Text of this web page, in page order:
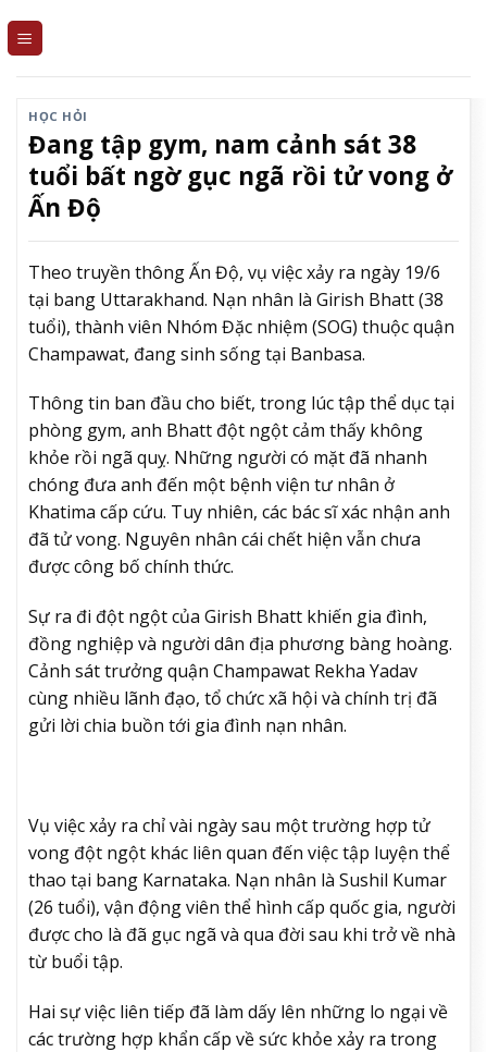
HỌC HỎI
Đang tập gym, nam cảnh sát 38
tuổi bất ngờ gục ngã rồi tử vong ở
Ấn Độ
Theo truyền thông Ấn Độ, vụ việc xảy ra ngày 19/6
tại bang Uttarakhand. Nạn nhân là Girish Bhatt (38
tuổi), thành viên Nhóm Đặc nhiệm (SOG) thuộc quận
Champawat, đang sinh sống tại Banbasa.
Thông tin ban đầu cho biết, trong lúc tập thể dục tại
phòng gym, anh Bhatt đột ngột cảm thấy không
khỏe rồi ngã quỵ. Những người có mặt đã nhanh
chóng đưa anh đến một bệnh viện tư nhân ở
Khatima cấp cứu. Tuy nhiên, các bác sĩ xác nhận anh
đã tử vong. Nguyên nhân cái chết hiện vẫn chưa
được công bố chính thức.
Sự ra đi đột ngột của Girish Bhatt khiến gia đình,
đồng nghiệp và người dân địa phương bàng hoàng.
Cảnh sát trưởng quận Champawat Rekha Yadav
cùng nhiều lãnh đạo, tổ chức xã hội và chính trị đã
gửi lời chia buồn tới gia đình nạn nhân.
Vụ việc xảy ra chỉ vài ngày sau một trường hợp tử
vong đột ngột khác liên quan đến việc tập luyện thể
thao tại bang Karnataka. Nạn nhân là Sushil Kumar
(26 tuổi), vận động viên thể hình cấp quốc gia, người
được cho là đã gục ngã và qua đời sau khi trở về nhà
từ buổi tập.
Hai sự việc liên tiếp đã làm dấy lên những lo ngại về
các trường hợp khẩn cấp về sức khỏe xảy ra trong